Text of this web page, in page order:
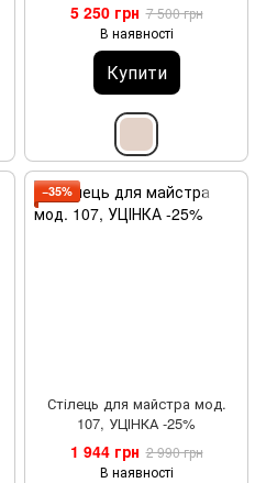
5 250 грн 7 500 грн
В наявності
Купити
−35%
Стілець для майстра мод.
107, УЦІНКА -25%
1 944 грн 2 990 грн
В наявності